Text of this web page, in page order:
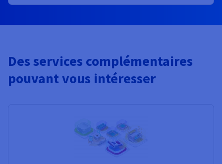
Des services complémentaires
pouvant vous intéresser